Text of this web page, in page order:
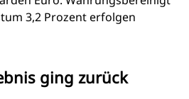
3,2 Prozent erfolgen
ging zurück